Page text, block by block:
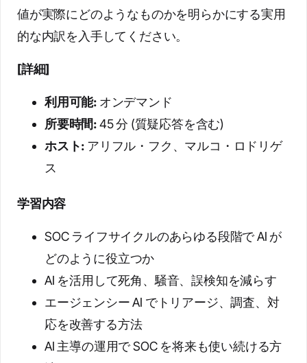
値が実際にどのようなものかを明らかにする実用
的な内訳を入手してください。
[詳細]
利用可能: オンデマンド
所要時間:45 分 (質疑応答を含む)
ホスト: アリフル・フク、マルコ・ロドリゲ
ス
学習内容
SOC ライフサイクルのあらゆる段階で AI が
どのように役立つか
AI を活用して死角、騒音、誤検知を減らす
エージェンシー AI でトリアージ、調査、対
応を改善する方法
AI 主導の運用で SOC を将来も使い続ける方